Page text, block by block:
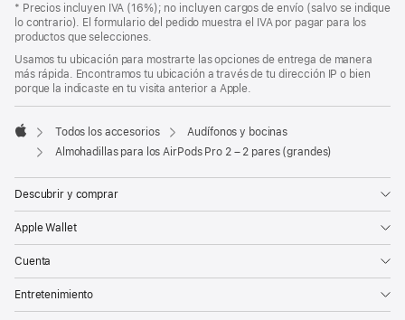
de
página
a
pie
de
página
Nota
a
pie
página
* Precios incluyen IVA (16%); no incluyen cargos de envío (salvo se indique
lo contrario). El formulario del pedido muestra el IVA por pagar para los
productos que selecciones.
Usamos tu ubicación para mostrarte las opciones de entrega de manera
más rápida. Encontramos tu ubicación a través de tu dirección IP o bien
porque la indicaste en tu visita anterior a Apple.
Apple
Todos los accesorios
Audífonos y bocinas
Almohadillas para los AirPods Pro 2 – 2 pares (grandes)
Descubrir y comprar
Apple Wallet
Cuenta
Entretenimiento